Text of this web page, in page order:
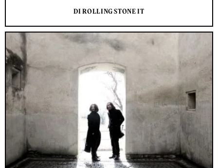
DI ROLLING STONE IT